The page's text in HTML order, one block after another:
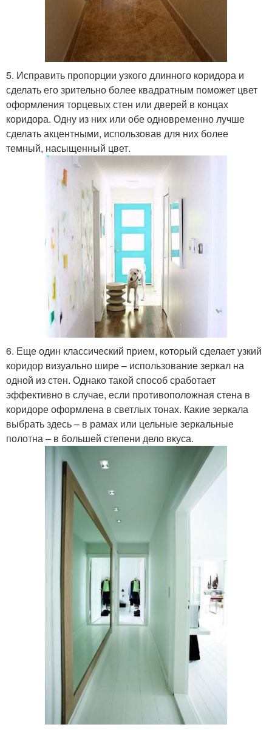
5. Исправить пропорции узкого длинного коридора и
сделать его зрительно более квадратным поможет цвет
оформления торцевых стен или дверей в концах
коридора. Одну из них или обе одновременно лучше
сделать акцентными, использовав для них более
темный, насыщенный цвет.
6. Еще один классический прием, который сделает узкий
коридор визуально шире – использование зеркал на
одной из стен. Однако такой способ сработает
эффективно в случае, если противоположная стена в
коридоре оформлена в светлых тонах. Какие зеркала
выбрать здесь – в рамах или цельные зеркальные
полотна – в большей степени дело вкуса.